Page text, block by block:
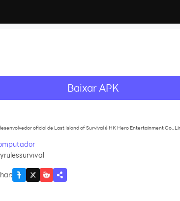
Baixar APK
oficial de Last Island of Survival é HK Hero Entertainment Co.,
: